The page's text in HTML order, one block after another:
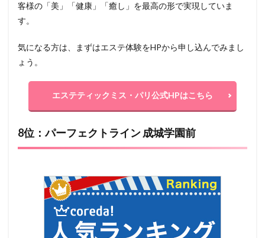
客様の「美」「健康」「癒し」を最高の形で実現していま
す。
気になる方は、まずはエステ体験をHPから申し込んでみまし
ょう。
エステティックミス・パリ公式HPはこちら
8位：パーフェクトライン 成城学園前